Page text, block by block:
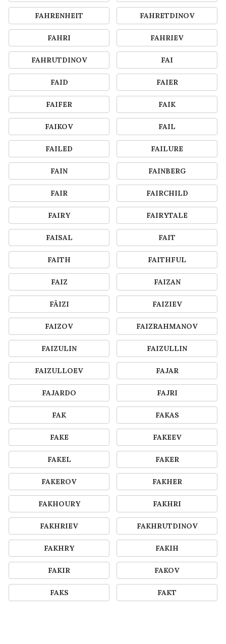
FAHRENHEIT FAHRETDINOV
FAHRI FAHRIEV
FAHRUTDINOV FAI
FAID FAIER
FAIFER FAIK
FAIKOV FAIL
FAILED FAILURE
FAIN FAINBERG
FAIR FAIRCHILD
FAIRY FAIRYTALE
FAISAL FAIT
FAITH FAITHFUL
FAIZ FAIZAN
FÂIZI FAIZIEV
FAIZOV FAIZRAHMANOV
FAIZULIN FAIZULLIN
FAIZULLOEV FAJAR
FAJARDO FAJRI
FAK FAKAS
FAKE FAKEEV
FAKEL FAKER
FAKEROV FAKHER
FAKHOURY FAKHRI
FAKHRIEV FAKHRUTDINOV
FAKHRY FAKIH
FAKIR FAKOV
FAKS FAKT